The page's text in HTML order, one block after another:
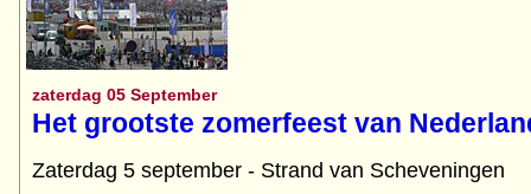
zaterdag 05 September
Het grootste zomerfeest van
Zaterdag 5 september - Strand van Scheveningen